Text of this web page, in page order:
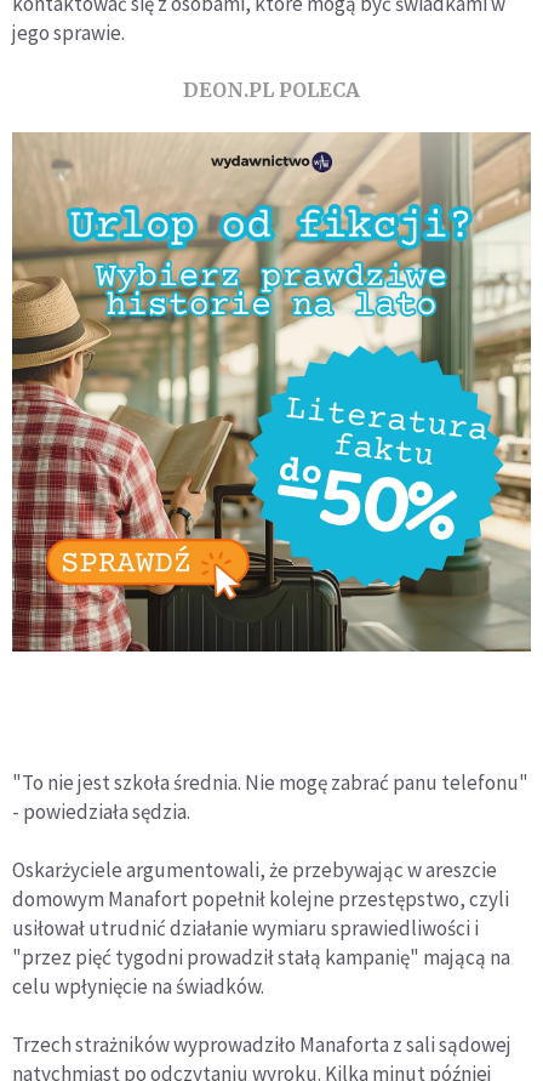
jego sprawie.
DEON.PL POLECA
"To nie jest szkoła średnia. Nie mogę zabrać panu telefonu"
- powiedziała sędzia.
Oskarżyciele argumentowali, że przebywając w areszcie
domowym Manafort popełnił kolejne przestępstwo, czyli
usiłował utrudnić działanie wymiaru sprawiedliwości i
"przez pięć tygodni prowadził stałą kampanię" mającą na
celu wpłynięcie na świadków.
Trzech strażników wyprowadziło Manaforta z sali sądowej
natychmiast po odczytaniu wyroku. Kilka minut później